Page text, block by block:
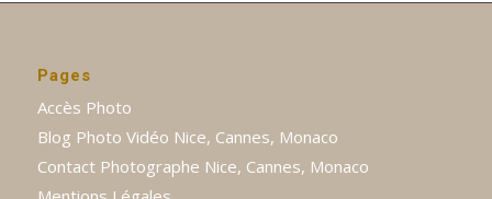
Pages
Accès Photo
Blog Photo Vidéo Nice, Cannes, Monaco
Contact Photographe Nice, Cannes, Monaco